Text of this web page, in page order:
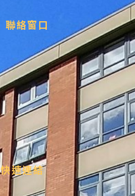
快速連結
聯絡窗口